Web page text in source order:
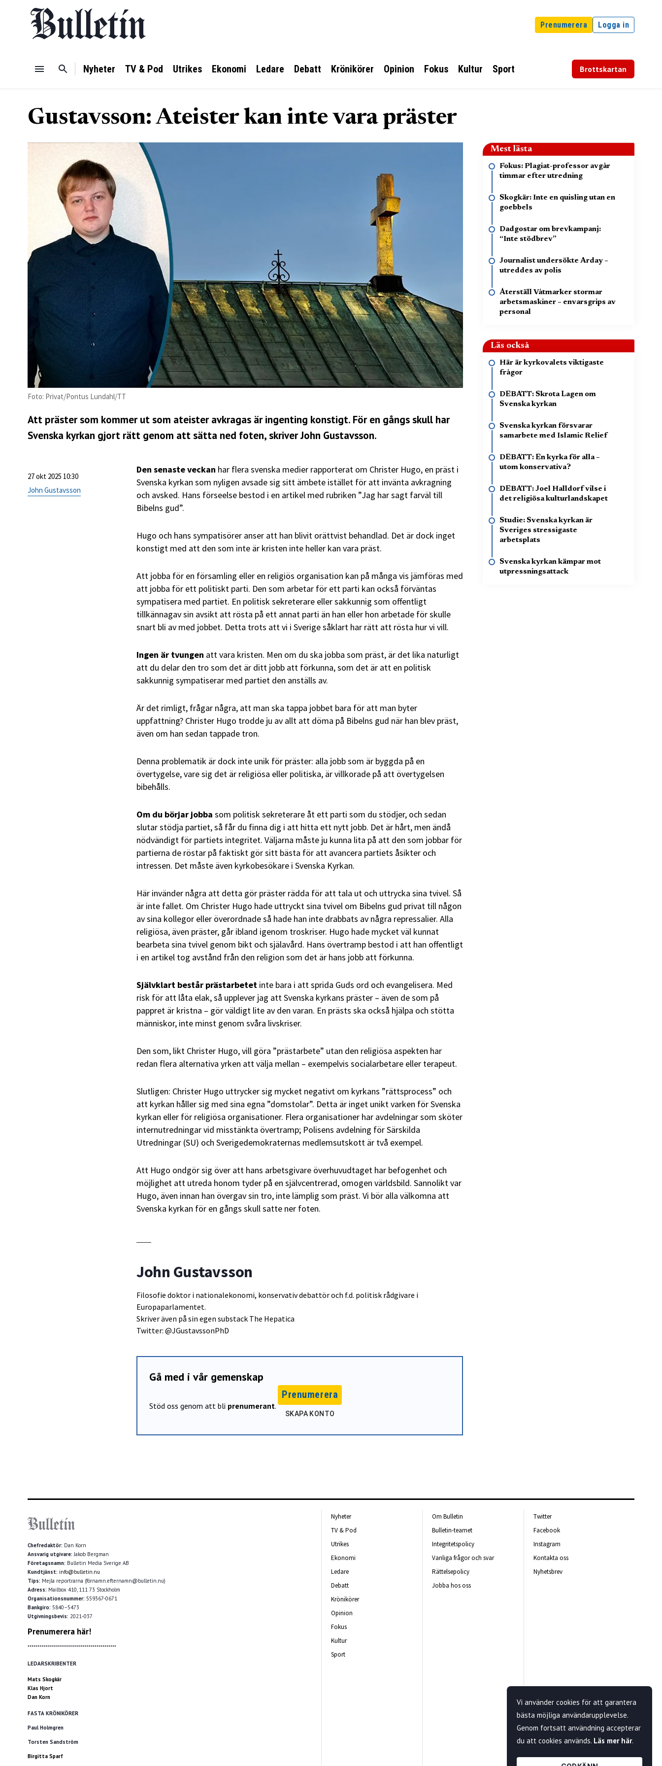
Prenumerera Logga in
Nyheter TV & Pod Utrikes Ekonomi Ledare Debatt Krönikörer Opinion Fokus Kultur Sport Brottskartan
Gustavsson: Ateister kan inte vara präster
Foto: Privat/Pontus Lundahl/TT
Att präster som kommer ut som ateister avkragas är ingenting konstigt. För en gångs skull har
Svenska kyrkan gjort rätt genom att sätta ned foten, skriver John Gustavsson.
27 okt 2025 10:30
John Gustavsson
Den senaste veckan har flera svenska medier rapporterat om Christer Hugo, en präst i
Svenska kyrkan som nyligen avsade sig sitt ämbete istället för att invänta avkragning
och avsked. Hans förseelse bestod i en artikel med rubriken ”Jag har sagt farväl till
Bibelns gud”.
Hugo och hans sympatisörer anser att han blivit orättvist behandlad. Det är dock inget
konstigt med att den som inte är kristen inte heller kan vara präst.
Att jobba för en församling eller en religiös organisation kan på många vis jämföras med
att jobba för ett politiskt parti. Den som arbetar för ett parti kan också förväntas
sympatisera med partiet. En politisk sekreterare eller sakkunnig som offentligt
tillkännagav sin avsikt att rösta på ett annat parti än han eller hon arbetade för skulle
snart bli av med jobbet. Detta trots att vi i Sverige såklart har rätt att rösta hur vi vill.
Ingen är tvungen att vara kristen. Men om du ska jobba som präst, är det lika naturligt
att du delar den tro som det är ditt jobb att förkunna, som det är att en politisk
sakkunnig sympatiserar med partiet den anställs av.
Är det rimligt, frågar några, att man ska tappa jobbet bara för att man byter
uppfattning? Christer Hugo trodde ju av allt att döma på Bibelns gud när han blev präst,
även om han sedan tappade tron.
Denna problematik är dock inte unik för präster: alla jobb som är byggda på en
övertygelse, vare sig det är religiösa eller politiska, är villkorade på att övertygelsen
bibehålls.
Om du börjar jobba som politisk sekreterare åt ett parti som du stödjer, och sedan
slutar stödja partiet, så får du finna dig i att hitta ett nytt jobb. Det är hårt, men ändå
nödvändigt för partiets integritet. Väljarna måste ju kunna lita på att den som jobbar för
partierna de röstar på faktiskt gör sitt bästa för att avancera partiets åsikter och
intressen. Det måste även kyrkobesökare i Svenska Kyrkan.
Här invänder några att detta gör präster rädda för att tala ut och uttrycka sina tvivel. Så
är inte fallet. Om Christer Hugo hade uttryckt sina tvivel om Bibelns gud privat till någon
av sina kollegor eller överordnade så hade han inte drabbats av några repressalier. Alla
religiösa, även präster, går ibland igenom troskriser. Hugo hade mycket väl kunnat
bearbeta sina tvivel genom bikt och själavård. Hans övertramp bestod i att han offentligt
i en artikel tog avstånd från den religion som det är hans jobb att förkunna.
Självklart består prästarbetet inte bara i att sprida Guds ord och evangelisera. Med
risk för att låta elak, så upplever jag att Svenska kyrkans präster – även de som på
pappret är kristna – gör väldigt lite av den varan. En prästs ska också hjälpa och stötta
människor, inte minst genom svåra livskriser.
Den som, likt Christer Hugo, vill göra ”prästarbete” utan den religiösa aspekten har
redan flera alternativa yrken att välja mellan – exempelvis socialarbetare eller terapeut.
Slutligen: Christer Hugo uttrycker sig mycket negativt om kyrkans ”rättsprocess” och
att kyrkan håller sig med sina egna ”domstolar”. Detta är inget unikt varken för Svenska
kyrkan eller för religiösa organisationer. Flera organisationer har avdelningar som sköter
internutredningar vid misstänkta övertramp; Polisens avdelning för Särskilda
Utredningar (SU) och Sverigedemokraternas medlemsutskott är två exempel.
Att Hugo ondgör sig över att hans arbetsgivare överhuvudtaget har befogenhet och
möjlighet att utreda honom tyder på en självcentrerad, omogen världsbild. Sannolikt var
Hugo, även innan han övergav sin tro, inte lämplig som präst. Vi bör alla välkomna att
Svenska kyrkan för en gångs skull satte ner foten.
John Gustavsson
Filosofie doktor i nationalekonomi, konservativ debattör och f.d. politisk rådgivare i
Europaparlamentet.
Skriver även på sin egen substack The Hepatica
Twitter: @JGustavssonPhD
Gå med i vår gemenskap
Stöd oss genom att bli prenumerant.
Prenumerera
SKAPA KONTO
Mest lästa
Fokus: Plagiat-professor avgår
timmar efter utredning
Skogkär: Inte en quisling utan en
goebbels
Dadgostar om brevkampanj:
“Inte stödbrev”
Journalist undersökte Arday –
utreddes av polis
Återställ Våtmarker stormar
arbetsmaskiner – envarsgrips av
personal
Läs också
Här är kyrkovalets viktigaste
frågor
DEBATT: Skrota Lagen om
Svenska kyrkan
Svenska kyrkan försvarar
samarbete med Islamic Relief
DEBATT: En kyrka för alla –
utom konservativa?
DEBATT: Joel Halldorf vilse i
det religiösa kulturlandskapet
Studie: Svenska kyrkan är
Sveriges stressigaste
arbetsplats
Svenska kyrkan kämpar mot
utpressningsattack
Chefredaktör: Dan Korn
Ansvarig utgivare: Jakob Bergman
Företagsnamn: Bulletin Media Sverige AB
Kundtjänst: info@bulletin.nu
Tips: Mejla reportrarna (förnamn.efternamn@bulletin.nu)
Adress: Mailbox 410, 111 73 Stockholm
Organisationsnummer: 559367-0671
Bankgiro: 5840–5473
Utgivningsbevis: 2021-037
Prenumerera här!
*********************************************
LEDARSKRIBENTER
Mats Skogkär
Klas Hjort
Dan Korn
FASTA KRÖNIKÖRER
Paul Holmgren
Torsten Sandström
Birgitta Sparf
Nyheter
TV & Pod
Utrikes
Ekonomi
Ledare
Debatt
Krönikörer
Opinion
Fokus
Kultur
Sport
Om Bulletin
Bulletin-teamet
Integritetspolicy
Vanliga frågor och svar
Rättelsepolicy
Jobba hos oss
Twitter
Facebook
Instagram
Kontakta oss
Nyhetsbrev
Vi använder cookies för att garantera
bästa möjliga användarupplevelse.
Genom fortsatt användning accepterar
du att cookies används. Läs mer här.